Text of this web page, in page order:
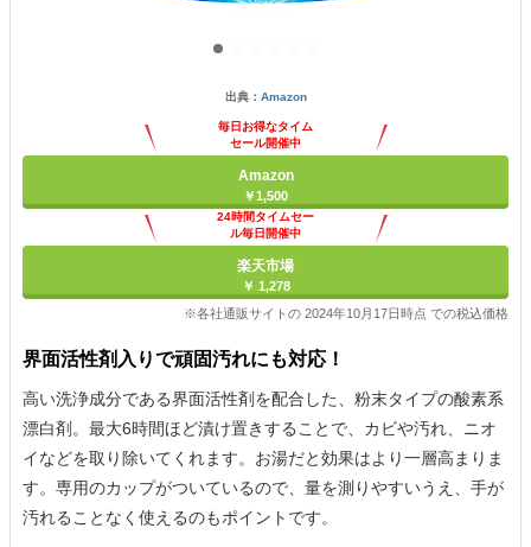
出典： Amazon
毎日お得なタイム
セール開催中
Amazon
￥1,500
24時間タイムセー
ル毎日開催中
楽天市場
￥ 1,278
※各社通販サイトの 2024年10月17日時点 での税込価格
界面活性剤入りで頑固汚れにも対応！
高い洗浄成分である界面活性剤を配合した、粉末タイプの酸素系
漂白剤。最大6時間ほど漬け置きすることで、カビや汚れ、ニオ
イなどを取り除いてくれます。お湯だと効果はより一層高まりま
す。専用のカップがついているので、量を測りやすいうえ、手が
汚れることなく使えるのもポイントです。